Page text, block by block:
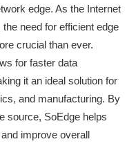
edge. As the Internet
need for efficient edge
crucial than ever.
for faster data
it an ideal solution for
and manufacturing. By
source, SoEdge helps
improve overall